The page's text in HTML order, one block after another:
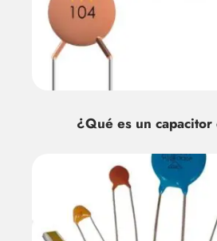
¿Qué es un capacitor